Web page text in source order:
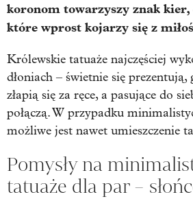
koronom towarzyszy znak kier,
które wprost kojarzy się z
Królewskie tatuaże najczęściej
dłoniach – świetnie się prezentują,
złapią się za ręce, a pasujące do
połączą. W przypadku
możliwe jest nawet umieszczenie
Pomysły na
tatuaże dla par –